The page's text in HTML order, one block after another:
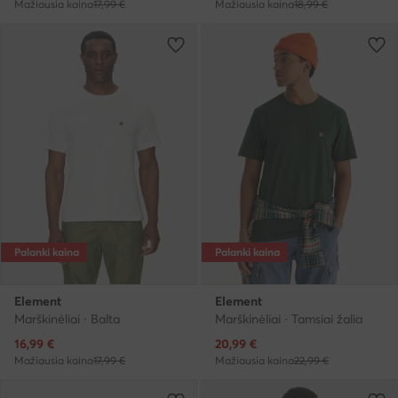
Mažiausia kaina17,99 € Mažiausia kaina18,99 €
Palanki kaina
Element
Marškinėliai · Balta
Dabartinė kaina
16,99 €
Mažiausia kaina17,99 €
Palanki kaina
Element
Marškinėliai · Tamsiai žalia
Dabartinė kaina
20,99 €
Mažiausia kaina22,99 €